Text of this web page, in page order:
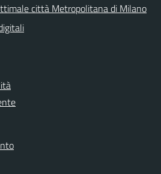
città Metropolitana di Milano